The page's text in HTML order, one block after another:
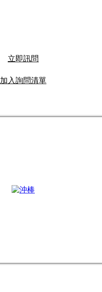
立即訊問
加入詢問清單